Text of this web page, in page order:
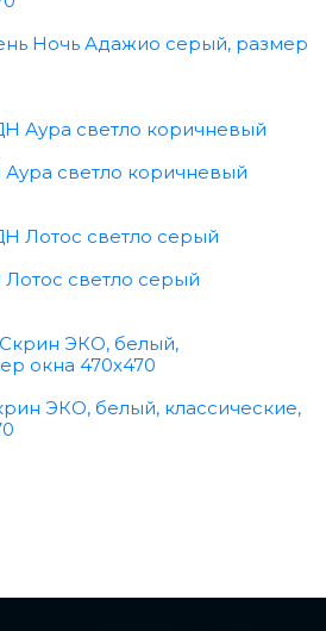
Ночь Адажио серый, размер
светло коричневый
светло серый
ЭКО, белый, классические,